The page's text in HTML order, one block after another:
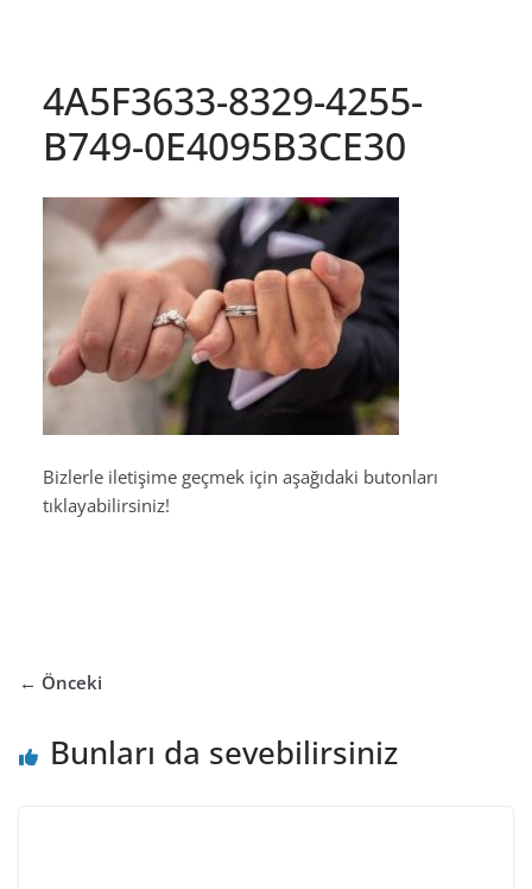
4A5F3633-8329-4255-
B749-0E4095B3CE30
Bizlerle iletişime geçmek için aşağıdaki butonları
tıklayabilirsiniz!
← Önceki
Bunları da sevebilirsiniz